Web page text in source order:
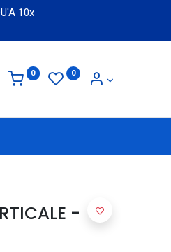
10x
0 0
-